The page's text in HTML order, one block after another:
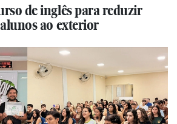
de inglês para reduzir
ao exterior